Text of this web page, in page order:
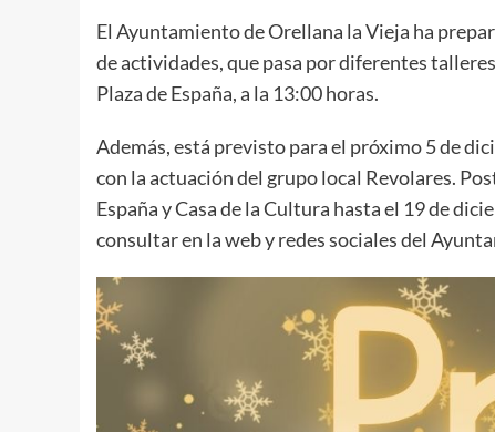
El Ayuntamiento de Orellana la Vieja ha
de actividades, que pasa por diferentes
Plaza de España, a la 13:00 horas.
Además, está previsto para el próximo 5 de
con la actuación del grupo local Revolares.
España y Casa de la Cultura hasta el 19 de
consultar en la web y redes sociales del